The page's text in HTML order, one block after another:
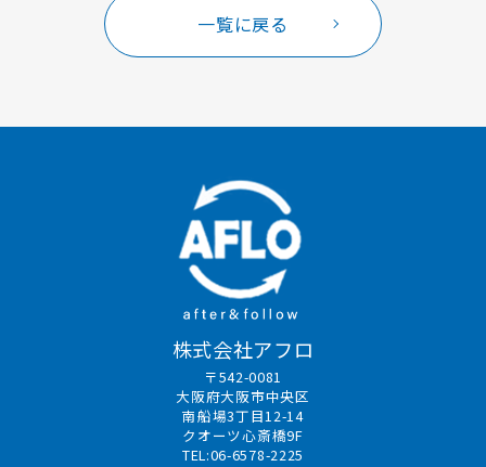
一覧に戻る
株式会社アフロ
〒542-0081
大阪府大阪市中央区
南船場3丁目12-14
クオーツ心斎橋9F
TEL:06-6578-2225